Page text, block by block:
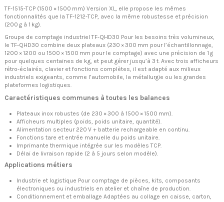
TF‑1515‑TCP (1500 × 1500 mm) Version XL, elle propose les mêmes
fonctionnalités que la TF‑1212‑TCP, avec la même robustesse et précision
(200 g à 1 kg).
Groupe de comptage industriel TF‑QHD30 Pour les besoins très volumineux,
leTF‑QHD30 combine deux plateaux (230 × 300 mm pour l’échantillonnage,
1200 × 1200 ou 1500 × 1500 mm pour le comptage) avec une précision de 1 g
pour quelques centaines de kg, et peut gérer jusqu’à 3 t. Avec trois afficheurs
rétro‑éclairés, clavier et fonctions complètes, il est adapté aux milieux
industriels exigeants, comme l’automobile, la métallurgie ou les grandes
plateformes logistiques.
Caractéristiques communes à toutes les balances
Plateaux inox robustes (de 230 × 300 à 1500 × 1500 mm).
Afficheurs multiples (poids, poids unitaire, quantité).
Alimentation secteur 220 V + batterie rechargeable en continu.
Fonctions tare et entrée manuelle du poids unitaire.
Imprimante thermique intégrée sur les modèles TCP.
Délai de livraison rapide (2 à 5 jours selon modèle).
Applications métiers
Industrie et logistique Pour comptage de pièces, kits, composants
électroniques ou industriels en atelier et chaîne de production.
Conditionnement et emballage Adaptées au collage en caisse, carton,